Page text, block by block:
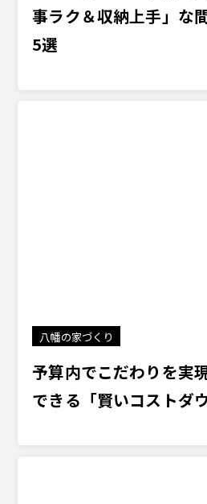
事ラク＆収納上手」な
5選
八幡の家づくり
予算内でこだわりを実
できる「賢いコストダ